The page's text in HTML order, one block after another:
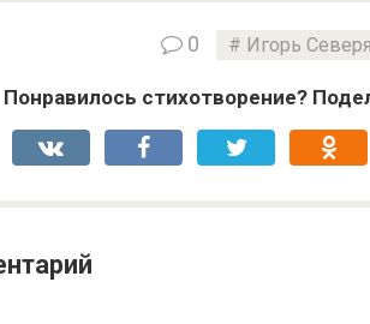
0 Игорь
Понравилось стихотворение?